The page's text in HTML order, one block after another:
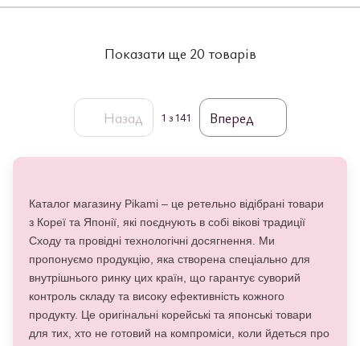
Показати ще 20 товарів
Назад 1 з 141 Вперед
Каталог магазину Pikami – це ретельно відібрані товари
з Кореї та Японії, які поєднують в собі вікові традиції
Сходу та провідні технологічні досягнення. Ми
пропонуємо продукцію, яка створена спеціально для
внутрішнього ринку цих країн, що гарантує суворий
контроль складу та високу ефективність кожного
продукту. Це оригінальні корейські та японські товари
для тих, хто не готовий на компроміси, коли йдеться про